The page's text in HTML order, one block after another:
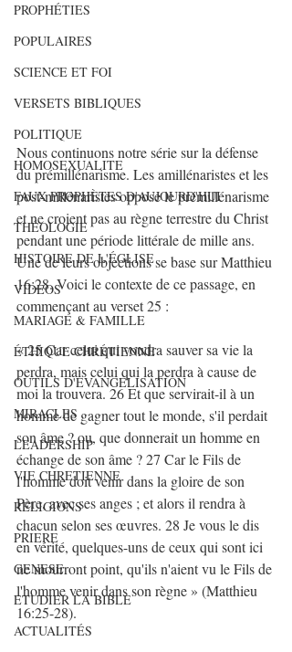
PROPHÉTIES
POPULAIRES
SCIENCE ET FOI
VERSETS BIBLIQUES
POLITIQUE
HOMOSEXUALITE
FAUX PROPHÈTES D'AUJOURD'HUI
THÉOLOGIE
HISTOIRE DE L'ÉGLISE
VIDEOS
MARIAGE & FAMILLE
ÉTHIQUE CHRÉTIENNE
OUTILS D'EVANGELISATION
MIRACLES
LEADERSHIP
VIE CHRETIENNE
RELIGIONS
PRIERE
GENESE
ETUDIER LA BIBLE
ACTUALITÉS
Nous continuons notre série sur la défense
du prémillénarisme. Les amillénaristes et les
post-millénaristes oppose le prémillénarisme
et ne croient pas au règne terrestre du Christ
pendant une période littérale de mille ans.
Une de leurs objections se base sur Matthieu
16:28. Voici le contexte de ce passage, en
commençant au verset 25 :
« 25 Car celui qui voudra sauver sa vie la
perdra, mais celui qui la perdra à cause de
moi la trouvera. 26 Et que servirait-il à un
homme de gagner tout le monde, s'il perdait
son âme ? ou, que donnerait un homme en
échange de son âme ? 27 Car le Fils de
l'homme doit venir dans la gloire de son
Père, avec ses anges ; et alors il rendra à
chacun selon ses œuvres. 28 Je vous le dis
en vérité, quelques-uns de ceux qui sont ici
ne mourront point, qu'ils n'aient vu le Fils de
l'homme venir dans son règne » (Matthieu
16:25-28).